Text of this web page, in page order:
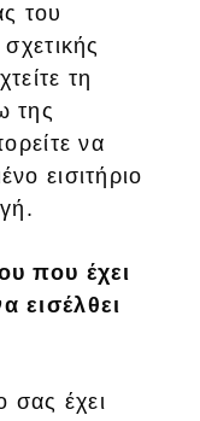
του
τη
της
να
εισιτήριο
που έχει
εισέλθει
σας έχει